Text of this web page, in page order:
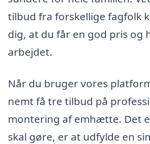
tilbud fra forskellige fagfolk
dig, at du får en god pris og
arbejdet.
Når du bruger vores
nemt få tre tilbud på
montering af emhætte. Det
skal gøre, er at udfylde en